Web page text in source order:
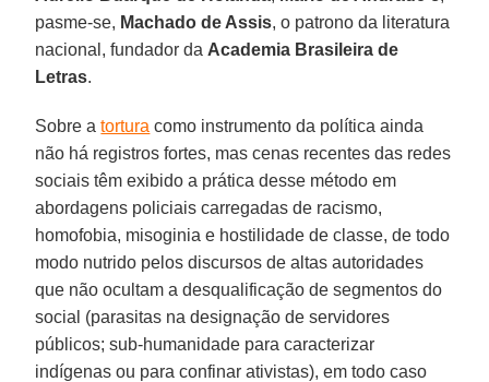
pasme-se, Machado de Assis, o patrono da literatura
nacional, fundador da Academia Brasileira de
Letras.
Sobre atortura como instrumento da política ainda
não há registros fortes, mas cenas recentes das redes
sociais têm exibido a prática desse método em
abordagens policiais carregadas de racismo,
homofobia, misoginia e hostilidade de classe, de todo
modo nutrido pelos discursos de altas autoridades
que não ocultam a desqualificação de segmentos do
social (parasitas na designação de servidores
públicos; sub-humanidade para caracterizar
indígenas ou para confinar ativistas), em todo caso